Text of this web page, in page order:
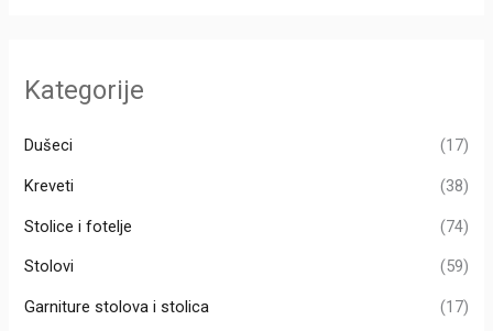
а
а
:
Kategorije
Dušeci (17)
Kreveti (38)
Stolice i fotelje (74)
Stolovi (59)
Garniture stolova i stolica (17)